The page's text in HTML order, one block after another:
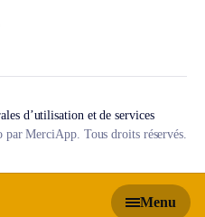
Menu
d’utilisation et de services
MerciApp. Tous droits réservés.